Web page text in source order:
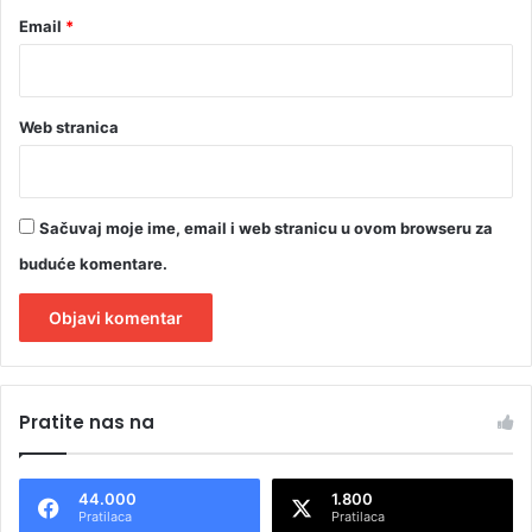
Email *
Web stranica
Sačuvaj moje ime, email i web stranicu u ovom browseru za
buduće komentare.
tPratite nas na
44.000
Pratilaca
1.800
Pratilaca